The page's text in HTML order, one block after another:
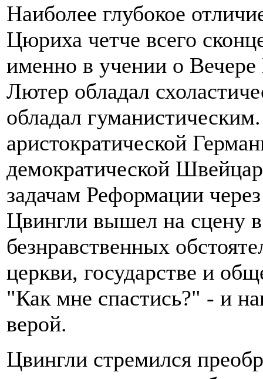
Наиболее глубокое
Цюриха четче всего
именно в учении о
Лютер обладал
обладал
аристократической
демократической
задачам Реформации
Цвингли вышел на сцену
безнравственных
церкви, государстве и
"Как мне спастись?" - и
верой.
Цвингли стремился